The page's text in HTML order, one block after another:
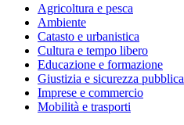
Agricoltura e pesca
Ambiente
Catasto e urbanistica
Cultura e tempo libero
Educazione e formazione
Giustizia e sicurezza pubblica
Imprese e commercio
Mobilità e trasporti